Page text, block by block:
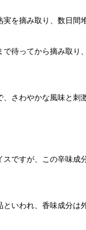
を摘み取り、数日
待ってから摘み取
さわやかな風味と刺
ですが、この辛味
いわれ、香味成分